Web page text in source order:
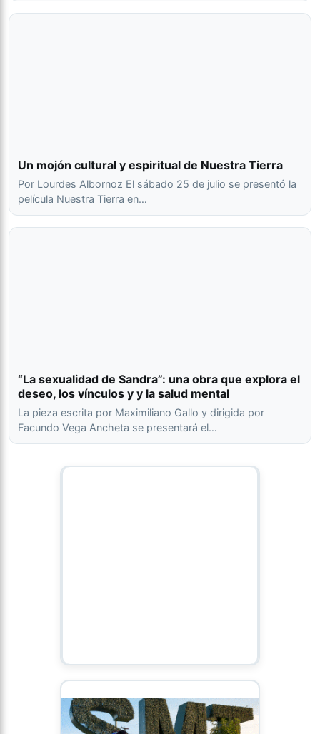
Un mojón cultural y espiritual de Nuestra Tierra
Por Lourdes Albornoz El sábado 25 de julio se presentó la
película Nuestra Tierra en…
“La sexualidad de Sandra”: una obra que explora el
deseo, los vínculos y y la salud mental
La pieza escrita por Maximiliano Gallo y dirigida por
Facundo Vega Ancheta se presentará el…